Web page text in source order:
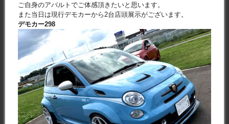
ご自身のアバルトでご体感頂きたいと思います。
また当日は現行デモカーから2台店頭展示がございます。
デモカー298